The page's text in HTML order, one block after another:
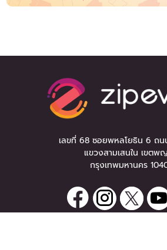
เลขที่ 68 ซอยพหลโยธิน 6 ถ
แขวงสามเสนใน เขตพ
กรุงเทพมหานคร